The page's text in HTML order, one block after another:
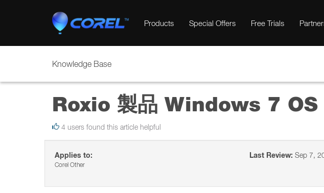
Products Special Offers Free Trials
Knowledge Base
Roxio 製品 Windows 7 OS
4 users found this article helpful
Applies to:
Corel Other
Last Review: Sep 7,